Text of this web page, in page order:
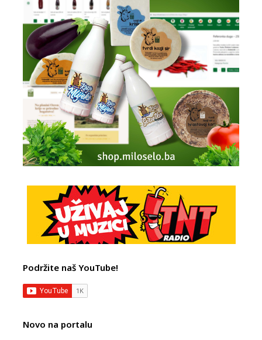
Podržite naš YouTube!
Novo na portalu